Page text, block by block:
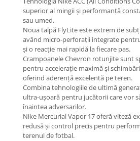
superior al mingii și performanță
sau umed.
Noua talpă FlyLite este extrem de
având micro-perforații integrate
și o reacție mai rapidă la fiecare pas.
Crampoanele Chevron rotunjite sunt
pentru accelerație maximă și
oferind aderență excelentă pe teren.
Combina tehnologiile de ultimă
ultra-ușoară pentru jucătorii care vor
înaintea adversarilor.
Nike Mercurial Vapor 17 oferă viteză
redusă și control precis pentru
terenul de fotbal.